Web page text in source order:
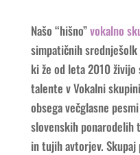
Našo “hišno”vokalno
simpatičnih
ki že od leta 2010
talente v Vokalni
obsega večglasne
slovenskih ponarodelih
in tujih avtorjev.